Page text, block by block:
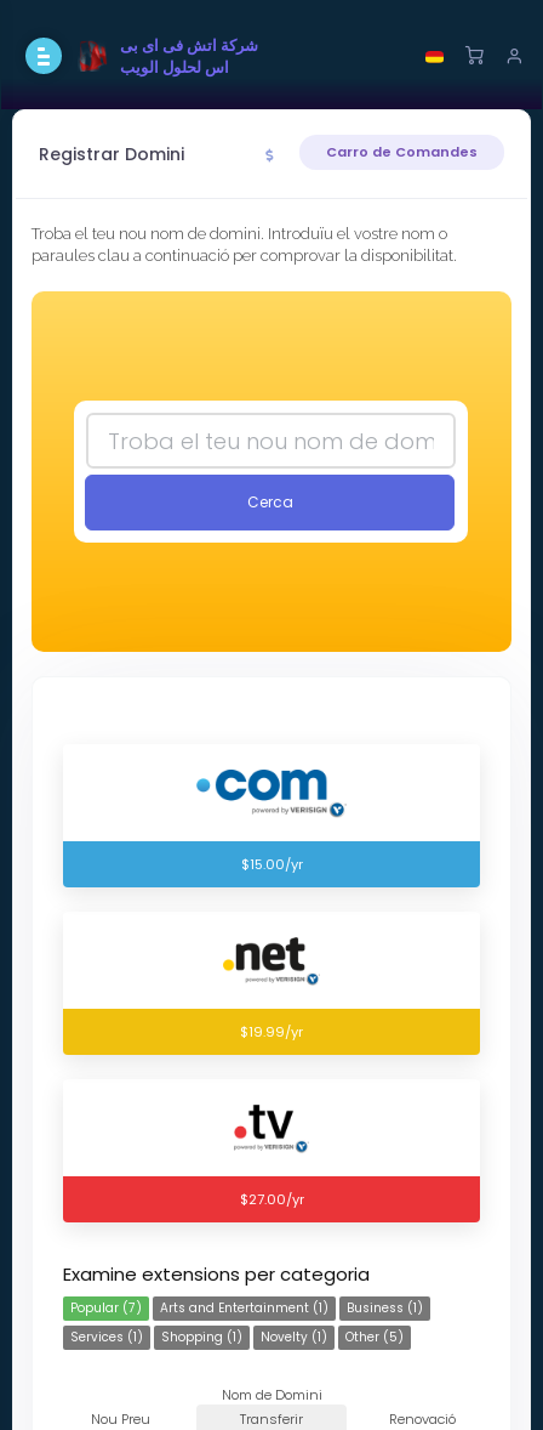
شركة اتش فى اى بى
اس لحلول الويب
Registrar Domini Carro de Comandes
Troba el teu nou nom de domini. Introduïu el vostre nom o
paraules clau a continuació per comprovar la disponibilitat.
Cerca
$15.00/yr
$19.99/yr
$27.00/yr
Examine extensions per categoria
Popular (7) Arts and Entertainment (1)
Business (1)
Services (1)
Shopping (1) Novelty (1) Other (5)
Nom de Domini
Nou Preu
Transferir Renovació